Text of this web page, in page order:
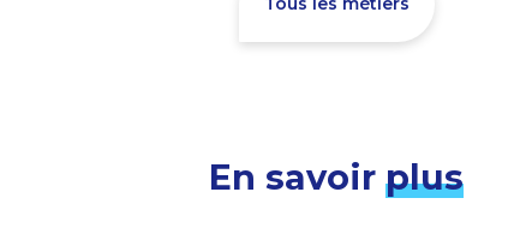
En savoir plus